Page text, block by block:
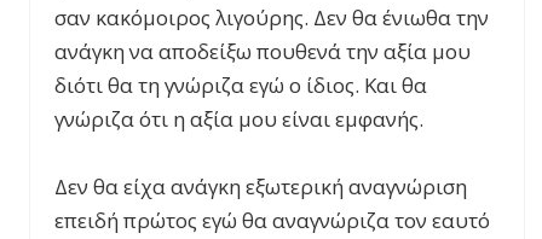
σαν κακόμοιρος λιγούρης. Δεν θα ένιωθα την
ανάγκη να αποδείξω πουθενά την αξία μου
διότι θα τη γνώριζα εγώ ο ίδιος. Και θα
γνώριζα ότι η αξία μου είναι εμφανής.
Δεν θα είχα ανάγκη εξωτερική αναγνώριση
επειδή πρώτος εγώ θα αναγνώριζα τον εαυτό